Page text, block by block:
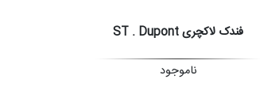
فندک لاکچری ST . Dupont
ناموجود